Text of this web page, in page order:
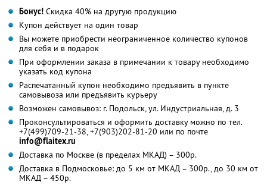
Бонус! Скидка 40% на другую продукцию
Купон действует на один товар
Вы можете приобрести неограниченное количество купонов
для себя и в подарок
При оформлении заказа в примечании к товару необходимо
указать код купона
Распечатанный купон необходимо предъявить в пункте
самовывоза или предъявить курьеру
Возможен самовывоз: г. Подольск, ул. Индустриальная, д. 3
Проконсультироваться и оформить доставку можно по тел.
+7(499)709-21-38, +7(903)202-81-20 или по почте
info@flaitex.ru
Доставка по Москве (в пределах МКАД) – 300р.
Доставка в Подмосковье: до 5 км от МКАД – 300р., до 30 км от
МКАД – 450р.